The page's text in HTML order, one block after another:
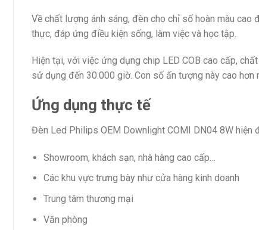
Về chất lượng ánh sáng, đèn cho chỉ số hoàn màu cao
thực, đáp ứng điều kiện sống, làm việc và học tập.
Hiện tại, với việc ứng dụng chip LED COB cao cấp,
sử dụng đến 30.000 giờ. Con số ấn tượng này cao
Ứng dụng thực tế
Đèn Led Philips OEM Downlight COMI DN04 8W hiện
Showroom, khách sạn, nhà hàng cao cấp…
Các khu vực trưng bày như cửa hàng kinh doanh
Trung tâm thương mại
Văn phòng